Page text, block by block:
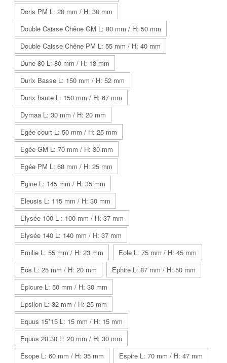
Doris PM L: 20 mm / H: 30 mm
Double Caisse Chêne GM L: 80 mm / H: 50 mm
Double Caisse Chêne PM L: 55 mm / H: 40 mm
Dune 80 L: 80 mm / H: 18 mm
Durix Basse L: 150 mm / H: 52 mm
Durix haute L: 150 mm / H: 67 mm
Dymaa L: 30 mm / H: 20 mm
Egée court L: 50 mm / H: 25 mm
Egée GM L: 70 mm / H: 30 mm
Egée PM L: 68 mm / H: 25 mm
Egine L: 145 mm / H: 35 mm
Eleusis L: 115 mm / H: 30 mm
Elysée 100 L : 100 mm / H: 37 mm
Elysée 140 L: 140 mm / H: 37 mm
Emilie L: 55 mm / H: 23 mm
Eole L: 75 mm / H: 45 mm
Eos L: 25 mm / H: 20 mm
Ephire L: 87 mm / H: 50 mm
Epicure L: 50 mm / H: 30 mm
Epsilon L: 32 mm / H: 25 mm
Equus 15*15 L: 15 mm / H: 15 mm
Equus 20.30 L: 20 mm / H: 30 mm
Esope L: 60 mm / H: 35 mm
Espire L: 70 mm / H: 47 mm